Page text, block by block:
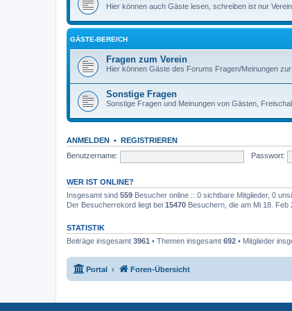
Hier können auch Gäste lesen, schreiben ist nur
GÄSTE-BEREICH
Fragen zum Verein
Hier können Gäste des Forums Fragen/Meinungen
Sonstige Fragen
Sonstige Fragen und Meinungen von Gästen,
ANMELDEN • REGISTRIEREN
Benutzername:
Passwort:
WER IST ONLINE?
Insgesamt sind 559 Besucher online :: 0 sichtbare Mitglieder, 0
Der Besucherrekord liegt bei 15470 Besuchern, die am Mi 18. Feb
STATISTIK
Beiträge insgesamt 3961 • Themen insgesamt 692 • Mitglieder
Portal Foren-Übersicht